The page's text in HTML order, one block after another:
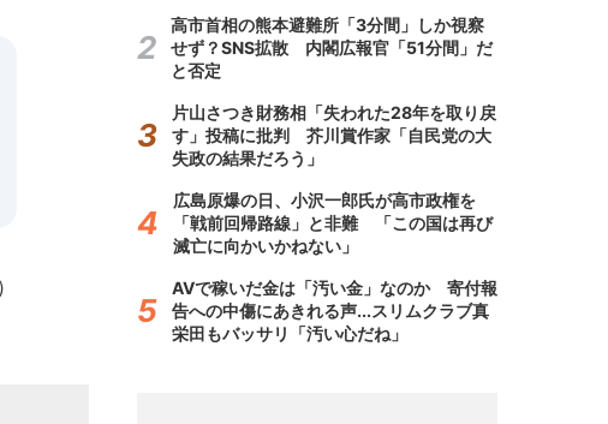
高市首相の熊本避難所「3分間」しか視察
せず？SNS拡散 内閣広報官「51分間」だ
と否定
片山さつき財務相「失われた28年を取り戻
す」投稿に批判 芥川賞作家「自民党の大
失政の結果だろう」
広島原爆の日、小沢一郎氏が高市政権を
「戦前回帰路線」と非難 「この国は再び
滅亡に向かいかねない」
AVで稼いだ金は「汚い金」なのか 寄付報
告への中傷にあきれる声...スリムクラブ真
栄田もバッサリ「汚い心だね」